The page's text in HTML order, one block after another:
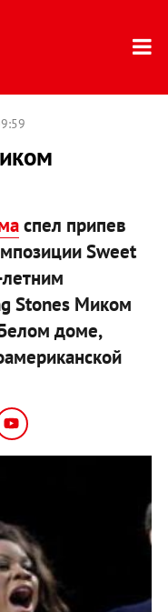
спел припев
Sweet
Stones Миком
доме,